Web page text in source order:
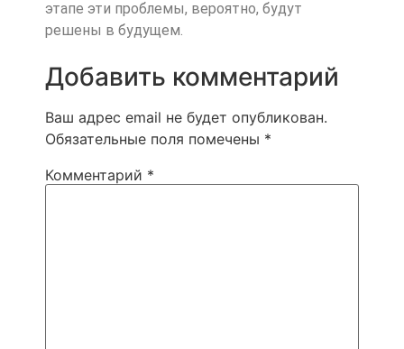
этапе эти проблемы, вероятно, будут
решены в будущем.
Добавить комментарий
Ваш адрес email не будет опубликован.
Обязательные поля помечены *
Комментарий *